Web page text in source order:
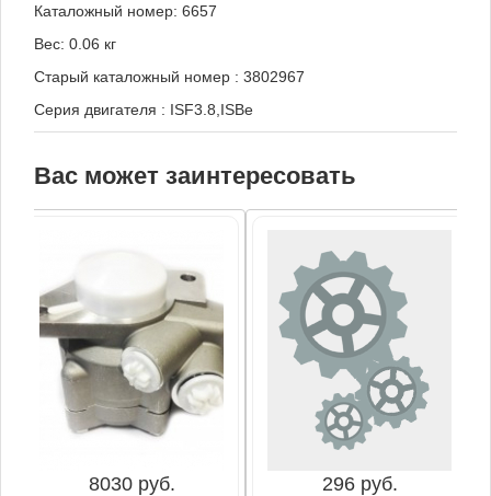
Каталожный номер: 6657
Вес: 0.06 кг
Старый каталожный номер : 3802967
Серия двигателя : ISF3.8,ISBe
Вас может заинтересовать
8030 руб. 296 руб.